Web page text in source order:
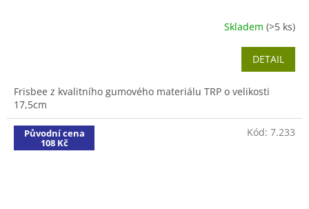
Skladem (>5 ks)
DETAIL
Frisbee z kvalitního gumového materiálu TRP o velikosti
17,5cm
Původní cena
108 Kč
Kód: 7.233